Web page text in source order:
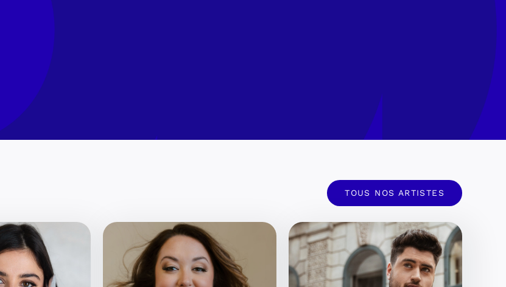
TOUS NOS ARTISTES